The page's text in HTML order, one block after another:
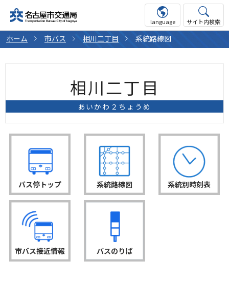
language サイト内検索
ホーム 市バス 相川二丁目 系統路線図
相川二丁目
あいかわ２ちょうめ
バス停トップ 系統路線図 系統別時刻表
市バス接近情報 バスのりば